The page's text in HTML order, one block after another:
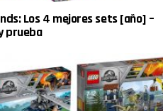
Los 4 mejores sets [año] –
prueba